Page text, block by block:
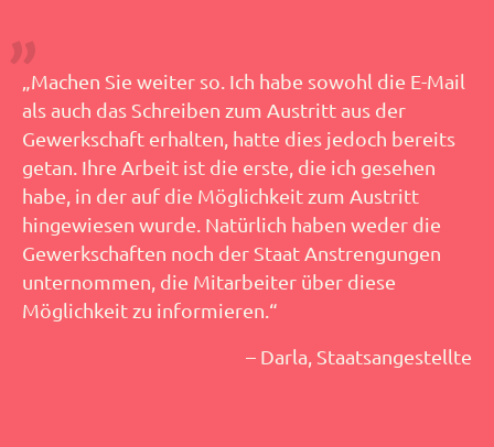
„Machen Sie weiter so. Ich habe sowohl die E-Mail
als auch das Schreiben zum Austritt aus der
Gewerkschaft erhalten, hatte dies jedoch bereits
getan. Ihre Arbeit ist die erste, die ich gesehen
habe, in der auf die Möglichkeit zum Austritt
hingewiesen wurde. Natürlich haben weder die
Gewerkschaften noch der Staat Anstrengungen
unternommen, die Mitarbeiter über diese
Möglichkeit zu informieren.“
– Darla, Staatsangestellte